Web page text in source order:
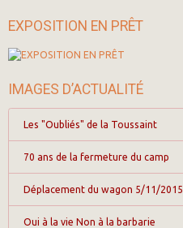
EXPOSITION EN PRÊT
IMAGES D’ACTUALITÉ
Les "Oubliés" de la Toussaint
70 ans de la fermeture du camp
Déplacement du wagon 5/11/2015
Oui à la vie Non à la barbarie